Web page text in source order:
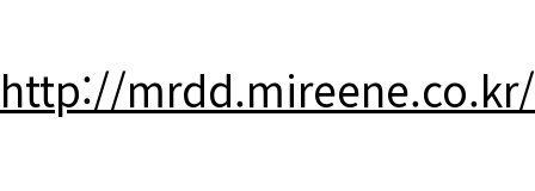
http://